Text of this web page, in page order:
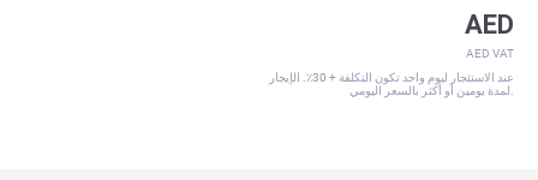
AED
AED VAT
عند الاستئجار ليوم واحد تكون التكلفة + 30٪. الإيجار